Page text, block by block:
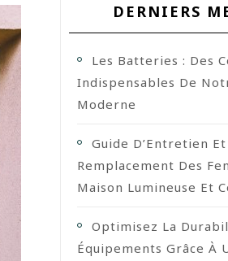
DERNIERS
Les Batteries : Des
Indispensables De
Moderne
Guide D’Entretien Et
Remplacement Des
Maison Lumineuse Et
Optimisez La
Équipements Grâce À